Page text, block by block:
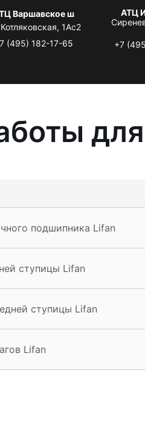
Варшавское ш
1Ас2
(495) 182-17-65
АТЦ
+7
подшипника Lifan
ступицы Lifan
ступицы Lifan
Lifan